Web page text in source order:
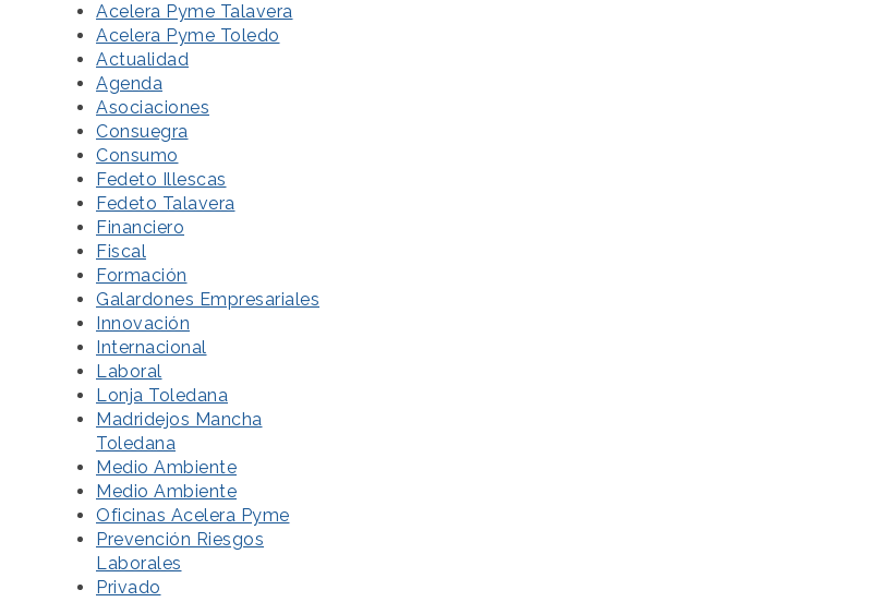
Acelera Pyme Talavera
Acelera Pyme Toledo
Actualidad
Agenda
Asociaciones
Consuegra
Consumo
Fedeto Illescas
Fedeto Talavera
Financiero
Fiscal
Formación
Galardones Empresariales
Innovación
Internacional
Laboral
Lonja Toledana
Madridejos Mancha
Toledana
Medio Ambiente
Medio Ambiente
Oficinas Acelera Pyme
Prevención Riesgos
Laborales
Privado